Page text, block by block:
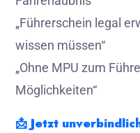
„Führerschein legal
wissen müssen“
„Ohne MPU zum
Möglichkeiten“
📩 Jetzt